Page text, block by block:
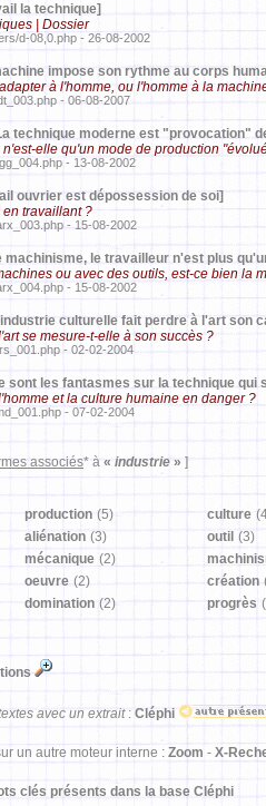
la technique]
| Dossier
d-08,0.php - 26-08-2002
impose son rythme au corps
à l'homme, ou l'homme à la
- 06-08-2007
technique moderne est "provocation"
elle qu'un mode de production
- 13-08-2002
ouvrier est dépossession de soi]
travaillant ?
- 15-08-2002
machinisme, le travailleur n'est plus
ou avec des outils, est-ce bien la
- 15-08-2002
culturelle fait perdre à l'art son
se mesure-t-elle à son succès ?
- 02-02-2004
sont les fantasmes sur la technique qui
et la culture humaine en danger ?
- 07-02-2004
associés* à « industrie » ]
production (5) culture
aliénation (3) outil (3)
mécanique (2)
oeuvre (2) création
domination (2) progrès
avec un extrait: Cléphi
un autre moteur interne : Zoom - X-
clés présents dans la base Cléphi